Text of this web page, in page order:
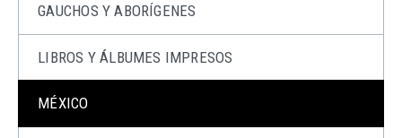
GAUCHOS Y ABORÍGENES
LIBROS Y ÁLBUMES IMPRESOS
MÉXICO